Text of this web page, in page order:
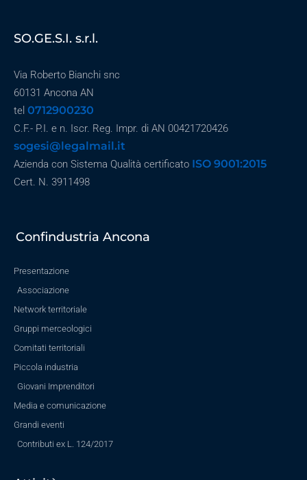
SO.GE.S.I. s.r.l.
Via Roberto Bianchi snc
60131 Ancona AN
tel 0712900230
C.F.- P.I. e n. Iscr. Reg. Impr. di AN 00421720426
sogesi@legalmail.it
Azienda con Sistema Qualità certificato ISO 9001:2015
Cert. N. 3911498
Confindustria Ancona
Presentazione
Associazione
Network territoriale
Gruppi merceologici
Comitati territoriali
Piccola industria
Giovani Imprenditori
Media e comunicazione
Grandi eventi
Contributi ex L. 124/2017